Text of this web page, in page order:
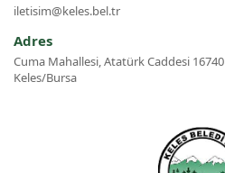
iletisim@keles.bel.tr
Adres
Cuma Mahallesi, Atatürk Caddesi 16740
Keles/Bursa